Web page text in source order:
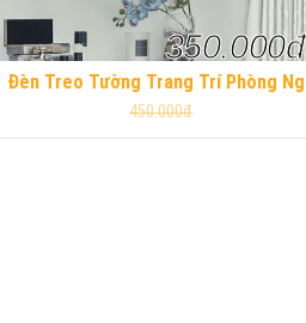
Đèn Treo Tường Trang Trí Phòng Ngủ
Phòng Khách UPLED Hiện Đại Cao Cấp
350.000đ
450.000đ